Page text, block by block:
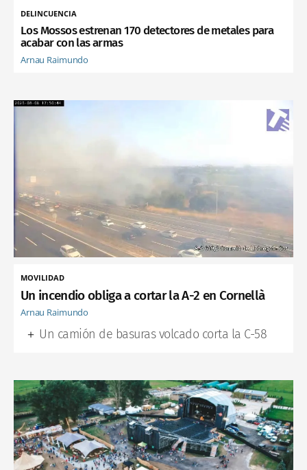
DELINCUENCIA
Los Mossos estrenan 170 detectores de metales para
acabar con las armas
Arnau Raimundo
MOVILIDAD
Un incendio obliga a cortar la A-2 en Cornellà
Arnau Raimundo
Un camión de basuras volcado corta la C-58